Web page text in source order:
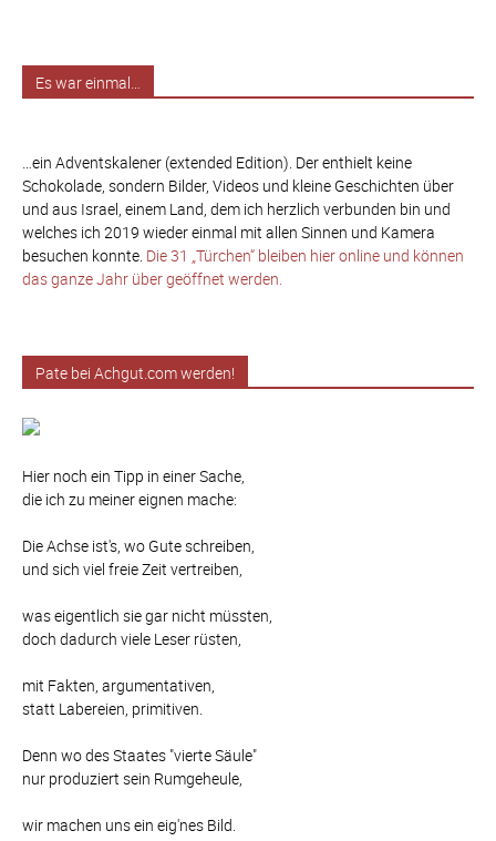
Es war einmal…
…ein Adventskalener (extended Edition). Der enthielt keine
Schokolade, sondern Bilder, Videos und kleine Geschichten über
und aus Israel, einem Land, dem ich herzlich verbunden bin und
welches ich 2019 wieder einmal mit allen Sinnen und Kamera
besuchen konnte. Die 31 „Türchen“ bleiben hier online und können
das ganze Jahr über geöffnet werden.
Pate bei Achgut.com werden!
Hier noch ein Tipp in einer Sache,
die ich zu meiner eignen mache:
Die Achse ist's, wo Gute schreiben,
und sich viel freie Zeit vertreiben,
was eigentlich sie gar nicht müssten,
doch dadurch viele Leser rüsten,
mit Fakten, argumentativen,
statt Labereien, primitiven.
Denn wo des Staates "vierte Säule"
nur produziert sein Rumgeheule,
wir machen uns ein eig'nes Bild.